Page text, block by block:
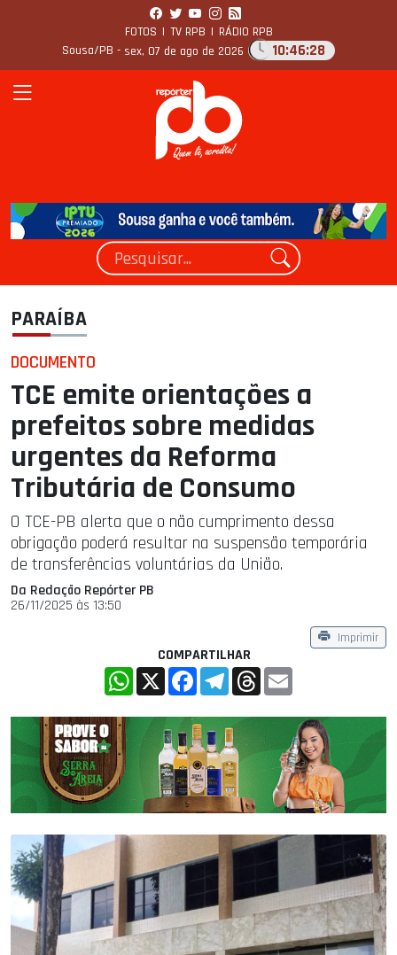
FOTOS | TV RPB | RÁDIO RPB
Sousa/PB - sex, 07 de ago de 2026 10:46:30
PARAÍBA
DOCUMENTO
TCE emite orientações a
prefeitos sobre medidas
urgentes da Reforma
Tributária de Consumo
O TCE-PB alerta que o não cumprimento dessa
obrigação poderá resultar na suspensão temporária
de transferências voluntárias da União.
Da Redação Repórter PB
26/11/2025 às 13:50
Imprimir
COMPARTILHAR
WhatsApp
X FacebookTelegramThreads